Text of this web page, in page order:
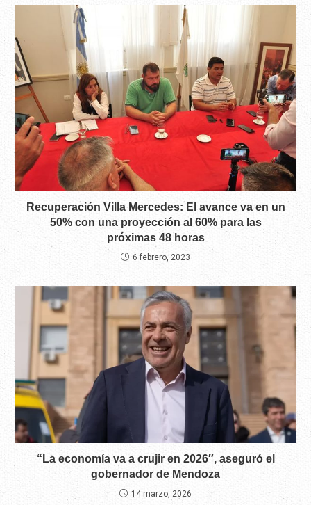
Recuperación Villa Mercedes: El avance va en un
50% con una proyección al 60% para las
próximas 48 horas
6 febrero, 2023
“La economía va a crujir en 2026″, aseguró el
gobernador de Mendoza
14 marzo, 2026